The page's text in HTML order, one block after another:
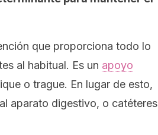
que proporciona todo lo
al habitual. Es un apoyo
o trague. En lugar de esto,
aparato digestivo, o catéteres